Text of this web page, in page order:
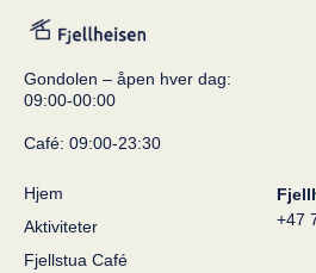
Gondolen – åpen hver dag:
09:00-00:00
Café: 09:00-23:30
Hjem
Aktiviteter
Fjellstua Café
+47